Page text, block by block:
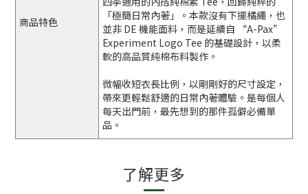
商品特色
「極簡日常內著」。本款沒有下擺橘繩，也
並非 DE 機能面料，而是延續自 “A-Pax”
Experiment Logo Tee 的基礎設計，以柔
軟的高品質純棉布料製作。
微幅收短衣長比例，以剛剛好的尺寸設定，
帶來更輕鬆舒適的日常內著體驗。是每個人
每天出門前，最先想到的那件孤僻必備單
品。
了解更多